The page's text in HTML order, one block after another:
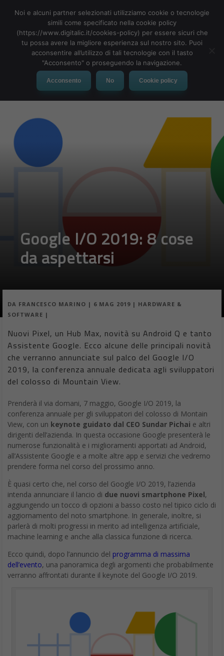
MENU
Google I/O 2019: 8 cose
da aspettarsi
DA FRANCESCO MARINO | 6 MAG 2019 | HARDWARE &
SOFTWARE |
Nuovi Pixel, un Hub Max, novità su Android Q e tanto
Assistente Google. Ecco alcune delle principali novità
che verranno annunciate sul palco del Google I/O
2019, la conferenza annuale dedicata agli sviluppatori
del colosso di Mountain View.
Prenderà il via domani, 7 maggio, Google I/O 2019, la
conferenza annuale per gli sviluppatori del colosso di Montain
View, con un keynote guidato dal CEO Sundar Pichai e altri
dirigenti dell’azienda. In questa occasione Google presenterà le
numerose funzionalità e i miglioramenti apportati ad Android,
all’Assistente Google e a molte altre app e servizi che vedremo
prendere forma nel corso del prossimo anno.
È quasi certo che, nel corso del Google I/O 2019, l’azienda
intenda annunciare il lancio di due nuovi smartphone Pixel,
aggiungendo un tocco di opzioni a basso costo nel tipico ciclo di
aggiornamento del noto smartphone. In generale, inoltre, si
parlerà di molti progressi in merito ad intelligenza artificiale,
machine learning e anche alla classica funzione di ricerca.
Ecco quindi, dopo l’annuncio del programma di massima
dell’evento, una panoramica degli argomenti che probabilmente
verranno affrontati durante il keynote del Google I/O 2019.
Noi e alcuni partner selezionati utilizziamo cookie o tecnologie
simili come specificato nella cookie policy
(https://www.digitalic.it/cookies-policy) per essere sicuri che
tu possa avere la migliore esperienza sul nostro sito. Puoi
acconsentire all’utilizzo di tali tecnologie con il tasto
"Acconsento" o proseguendo la navigazione.
Acconsento No Cookie policy